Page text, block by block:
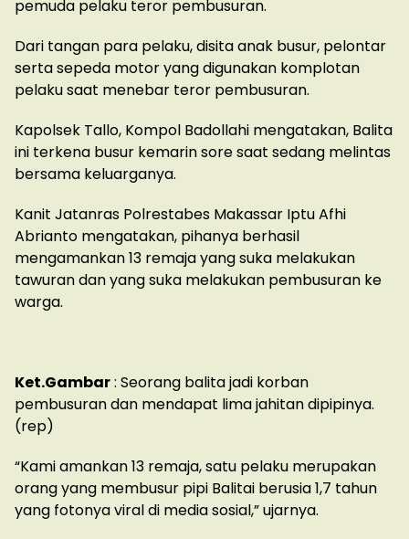
pemuda pelaku teror pembusuran.
Dari tangan para pelaku, disita anak busur, pelontar
serta sepeda motor yang digunakan komplotan
pelaku saat menebar teror pembusuran.
Kapolsek Tallo, Kompol Badollahi mengatakan, Balita
ini terkena busur kemarin sore saat sedang melintas
bersama keluarganya.
Kanit Jatanras Polrestabes Makassar Iptu Afhi
Abrianto mengatakan, pihanya berhasil
mengamankan 13 remaja yang suka melakukan
tawuran dan yang suka melakukan pembusuran ke
warga.
Ket.Gambar: Seorang balita jadi korban
pembusuran dan mendapat lima jahitan dipipinya.
(rep)
“Kami amankan 13 remaja, satu pelaku merupakan
orang yang membusur pipi Balitai berusia 1,7 tahun
yang fotonya viral di media sosial,” ujarnya.